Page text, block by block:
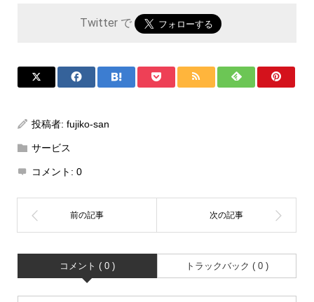
Twitter で
投稿者: fujiko-san
サービス
コメント: 0
コメント ( 0 ) トラックバック ( 0 )